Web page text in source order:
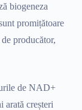
biogeneza
promițătoare
producător,
de NAD+
arată creșteri